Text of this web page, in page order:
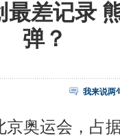
最差记录
弹？
我来说两
奥运会，占